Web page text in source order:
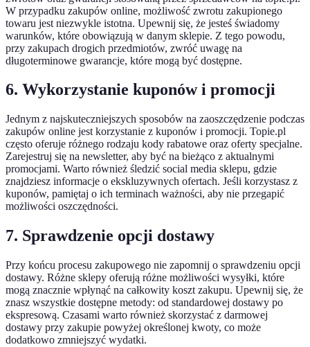
W przypadku zakupów online, możliwość zwrotu zakupionego
towaru jest niezwykle istotna. Upewnij się, że jesteś świadomy
warunków, które obowiązują w danym sklepie. Z tego powodu,
przy zakupach drogich przedmiotów, zwróć uwagę na
długoterminowe gwarancje, które mogą być dostępne.
6. Wykorzystanie kuponów i promocji
Jednym z najskuteczniejszych sposobów na zaoszczędzenie podczas
zakupów online jest korzystanie z kuponów i promocji. Topie.pl
często oferuje różnego rodzaju kody rabatowe oraz oferty specjalne.
Zarejestruj się na newsletter, aby być na bieżąco z aktualnymi
promocjami. Warto również śledzić social media sklepu, gdzie
znajdziesz informacje o ekskluzywnych ofertach. Jeśli korzystasz z
kuponów, pamiętaj o ich terminach ważności, aby nie przegapić
możliwości oszczędności.
7. Sprawdzenie opcji dostawy
Przy końcu procesu zakupowego nie zapomnij o sprawdzeniu opcji
dostawy. Różne sklepy oferują różne możliwości wysyłki, które
mogą znacznie wpłynąć na całkowity koszt zakupu. Upewnij się, że
znasz wszystkie dostępne metody: od standardowej dostawy po
ekspresową. Czasami warto również skorzystać z darmowej
dostawy przy zakupie powyżej określonej kwoty, co może
dodatkowo zmniejszyć wydatki.